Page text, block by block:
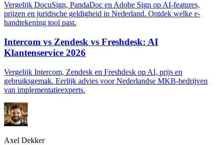
Vergelijk DocuSign, PandaDoc en Adobe Sign op AI-features,
prijzen en juridische geldigheid in Nederland. Ontdek welke e-
handtekening tool past.
Intercom vs Zendesk vs Freshdesk: AI
Klantenservice 2026
Vergelijk Intercom, Zendesk en Freshdesk op AI, prijs en
gebruiksgemak. Eerlijk advies voor Nederlandse MKB-bedrijven
van implementatieexperts.
Axel Dekker